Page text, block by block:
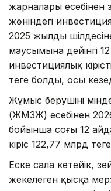
жарналары есебінен
жөніндегі
2025 жылдың
маусымына дейінгі
инвестициялық
теңге болды, осы
Жұмыс берушінің
(ЖМЗЖ) есебінен
бойынша соңғы 12
кіріс 122,77 млрд
Еске сала кетейік,
жекелеген қысқа